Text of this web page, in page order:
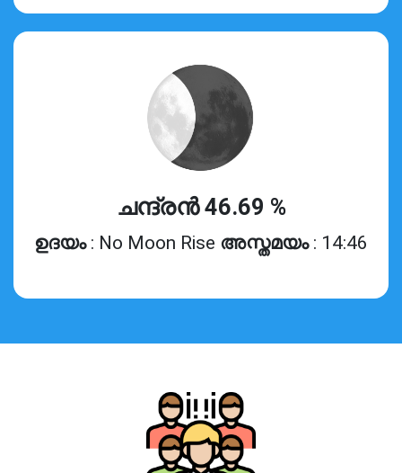
ചന്ദ്രൻ 46.69 %
ഉദയം : No Moon Rise അസ്തമയം : 14:46